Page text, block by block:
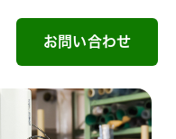
お問い合わせ